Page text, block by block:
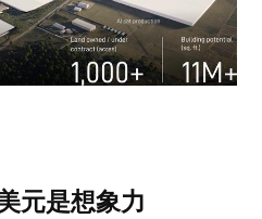
元是想象力